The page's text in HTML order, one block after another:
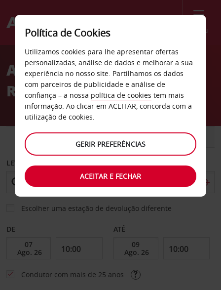
Menu
Welcome
AvisAluguer de carros La
Roche-sur-Yon
CARRO COMERCIAIS
LEVANTAR EM
Escolher uma estação de devolução diferente
DE ATÉ
Condutor com mais de 25 anos
Política de Cookies
Utilizamos cookies para lhe apresentar ofertas
personalizadas, análise de dados e melhorar a sua
experiência no nosso site. Partilhamos os dados
com parceiros de publicidade e análise de
confiança – a nossa política de cookies tem mais
informação. Ao clicar em ACEITAR, concorda com a
utilização de cookies.
GERIR PREFERÊNCIAS
ACEITAR E FECHAR